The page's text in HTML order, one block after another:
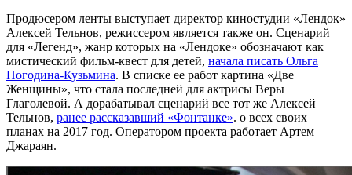
Продюсером ленты выступает директор киностудии «Лендок»
Алексей Тельнов, режиссером является также он. Сценарий
для «Легенд», жанр которых на «Лендоке» обозначают как
мистический фильм-квест для детей, начала писать Ольга
Погодина-Кузьмина. В списке ее работ картина «Две
Женщины», что стала последней для актрисы Веры
Глаголевой. А дорабатывал сценарий все тот же Алексей
Тельнов, ранее рассказавший «Фонтанке». о всех своих
планах на 2017 год. Оператором проекта работает Артем
Джараян.